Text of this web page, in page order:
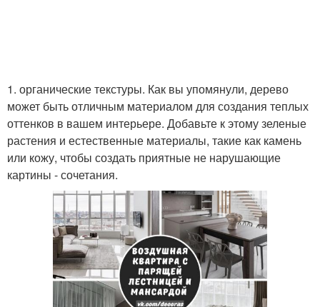
1. органические текстуры. Как вы упомянули, дерево
может быть отличным материалом для создания теплых
оттенков в вашем интерьере. Добавьте к этому зеленые
растения и естественные материалы, такие как камень
или кожу, чтобы создать приятные не нарушающие
картины - сочетания.